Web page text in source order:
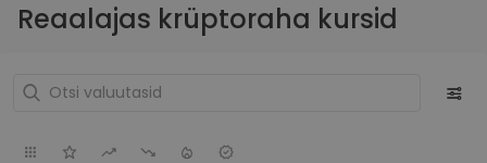
Reaalajas krüptoraha kursid